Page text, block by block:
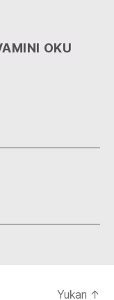
OKU
Yukarı ↑